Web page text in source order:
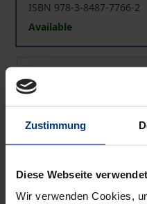
Zustimmung
Diese Webseite
Wir verwenden Cookies,
ISBN 978-3-8487-7766-2
Available
Die verfassungs- und
eBook
ISBN 978-3-7489-2173-8
may vary at checkout.